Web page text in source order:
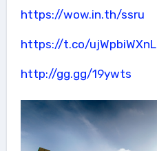
https://wow.in.th/ssru
https://t.co/ujWpbiWXnL
http://gg.gg/19ywts